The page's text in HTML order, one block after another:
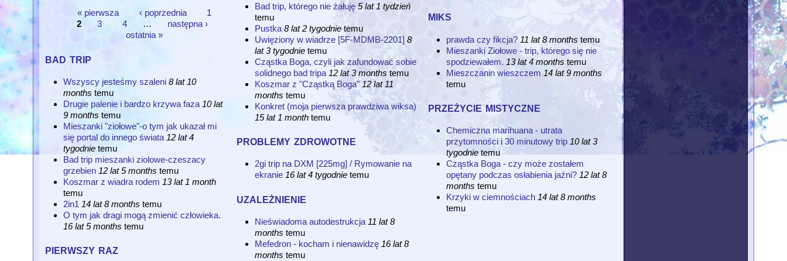
Strony
« pierwsza ‹ poprzednia
1
2
3 4 …
następna ›
ostatnia »
bad trip
Wszyscy jesteśmy szaleni 8 lat 10
months temu
Drugie palenie i bardzo krzywa faza 10 lat
9 months temu
Mieszanki "ziołowe"-o tym jak ukazał mi
się portal do innego świata 12 lat 4
tygodnie temu
Bad trip mieszanki ziolowe-czeszacy
grzebien 12 lat 5 months temu
Koszmar z wiadra rodem 13 lat 1 month
temu
2in1 14 lat 8 months temu
O tym jak dragi mogą zmienić człowieka.
16 lat 5 months temu
pierwszy raz
Bad trip, którego nie żałuję 5 lat 1 tydzień
temu
Pustka 8 lat 2 tygodnietemu
Uwięziony w wiadrze [5F-MDMB-2201] 8
lat 3 tygodnietemu
Cząstka Boga, czyli jak zafundować sobie
solidnego bad tripa 12 lat 3 months temu
Koszmar z "Cząstką Boga" 12 lat 11
months temu
Konkret (moja pierwsza prawdziwa wiksa)
15 lat 1 monthtemu
problemy zdrowotne
2gi trip na DXM [225mg] / Rymowanie na
ekranie 16 lat 4 tygodnietemu
uzależnienie
Nieświadoma autodestrukcja 11 lat 8
months temu
Mefedron - kocham i nienawidzę 16 lat 8
months temu
miks
prawda czy fikcja? 11 lat 8 months temu
Mieszanki Ziołowe - trip, którego się nie
spodziewałem. 13 lat 4 months temu
Mieszczanin wieszczem 14 lat 9 months
temu
przeżycie mistyczne
Chemiczna marihuana - utrata
przytomności i 30 minutowy trip 10 lat 3
tygodnietemu
Cząstka Boga - czy może zostałem
opętany podczas osłabienia jaźni? 12 lat 8
months temu
Krzyki w ciemnościach 14 lat 8 months
temu